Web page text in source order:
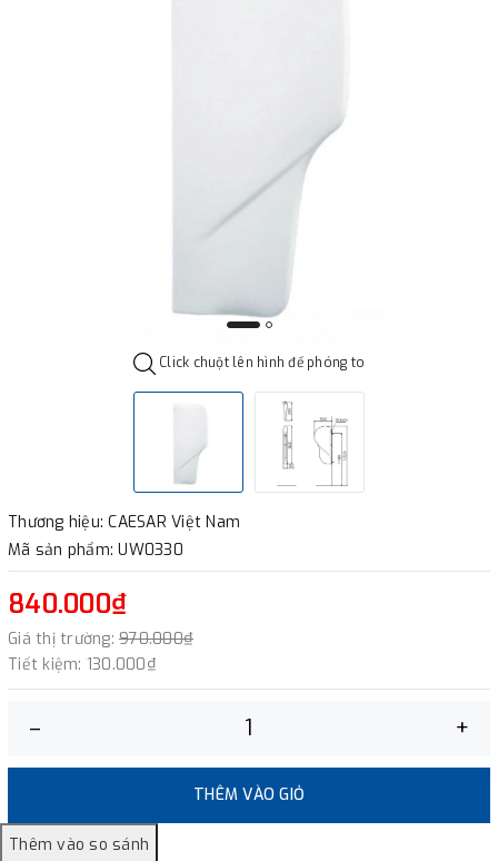
Click chuột lên hình để phóng to
Thương hiệu: CAESAR Việt Nam
Mã sản phẩm: UW0330
840.000₫
Giá thị trường: 970.000₫
Tiết kiệm: 130.000₫
– +
THÊM VÀO GIỎ